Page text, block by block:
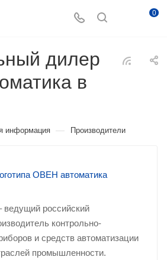
0
дилер
в
информация — Производители
российский
контрольно-
и средств автоматизации
промышленности.